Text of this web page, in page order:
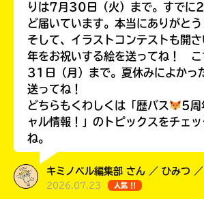
Loading...
りは7月30日（火）まで。すで
ど届いています。本当にありがとう
そして、イラストコンテストも開
年をお祝いする絵を送ってね！ こ
31日（月）まで。夏休みによかっ
送ってね！
どちらもくわしくは「歴バス
5周
ャル情報！」のトピックスをチェッ
ね。
キミノベル編集部 さん ／ ひみつ
2026.07.23 人気 !!